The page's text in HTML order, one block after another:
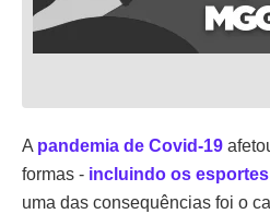
A pandemia de Covid-19
formas - incluindo os
uma das consequências foi o